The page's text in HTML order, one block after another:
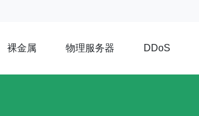
裸金属 物理服务器 DDoS